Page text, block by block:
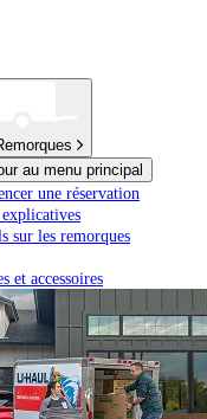
au menu principal
une réservation
sur les remorques
et accessoires